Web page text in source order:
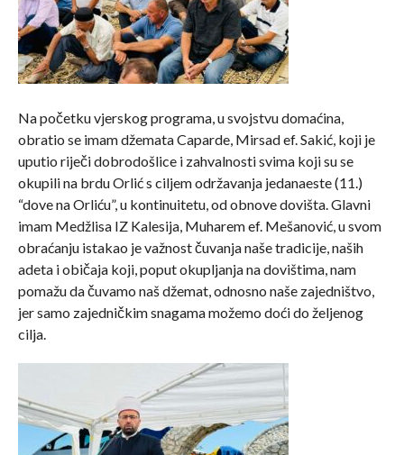
Na početku vjerskog programa, u svojstvu domaćina,
obratio se imam džemata Caparde, Mirsad ef. Sakić, koji je
uputio riječi dobrodošlice i zahvalnosti svima koji su se
okupili na brdu Orlić s ciljem održavanja jedanaeste (11.)
“dove na Orliću”, u kontinuitetu, od obnove dovišta. Glavni
imam Medžlisa IZ Kalesija, Muharem ef. Mešanović, u svom
obraćanju istakao je važnost čuvanja naše tradicije, naših
adeta i običaja koji, poput okupljanja na dovištima, nam
pomažu da čuvamo naš džemat, odnosno naše zajedništvo,
jer samo zajedničkim snagama možemo doći do željenog
cilja.